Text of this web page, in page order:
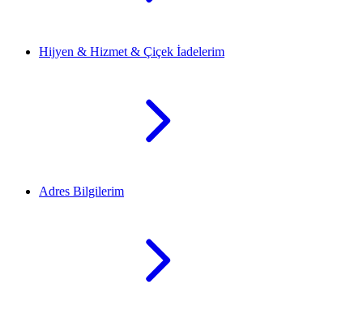
Hijyen & Hizmet & Çiçek İadelerim
Adres Bilgilerim